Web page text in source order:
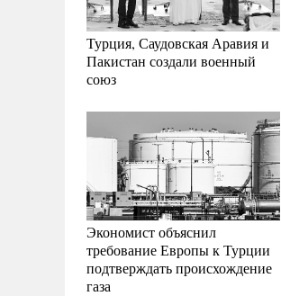
Турция, Саудовская Аравия и
Пакистан создали военный
союз
Экономист объяснил
требование Европы к Турции
подтверждать происхождение
газа